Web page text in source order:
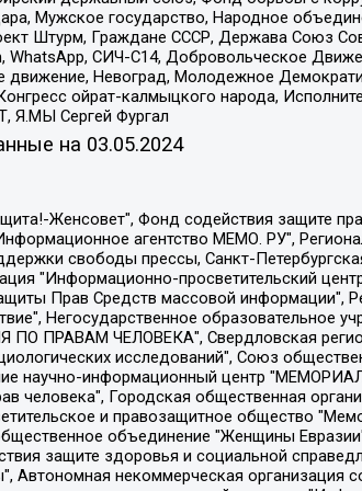
Мужское государство, Народное
Штурм, Граждане СССР, Держава Союз
СИЧ-С14, Добровольческое
движение, Невоград, Молодежное
ойрат-калмыцкого народа,
Я.МЫ Сергей Фургал
на 03.05.2024
доменного имени интернет-издания "The Insider SIA", https://theins.ru, Постернак Алексей Евгеньевич, Рубин Михаил Аркадьевич, Анин Роман Александрович, Юридическое лицо Istories fonds, зарегистрированное в Латвийской Республике (регистрационный номер 50008295751, дата регистрации 24.02.2020), Великовский Дмитрий Александрович, Долинина Ирина Николаевна, Мароховская Алеся Алексеевна, Шлейнов Роман Юрьевич, Шмагун Олеся Валентиновна, Общество с ограниченной ответственностью "Альтаир 2021", Общество с ограниченной ответственностью "Вега 2021", Общество с ограниченной ответственностью "Главный редактор 2021", Общество с ограниченной ответственностью "Ромашки монолит", Важенков Артем Валерьевич, Ивановская областная общественная организация "Центр гендерных исследований", Гурман Юрий Альбертович, Медиапроект "ОВД-Инфо", Егоров Владимир Владимирович, Жилинский Владимир Александрович, Общество с ограниченной ответственностью "ЗП", Иванова София Юрьевна, Карезина Инна Павловна, Кильтау Екатерина Викторовна, Петров Алексей Викторович, Пискунов Сергей Евгеньевич, Смирнов Сергей Сергеевич, Тихонов Михаил Сергеевич, Общество с ограниченной ответственностью "ЖУРНАЛИСТ-ИНОСТРАННЫЙ АГЕНТ", Арапова Галина Юрьевна, Вольтская Татьяна Анатольевна, Американская компания "Mason G.E.S. Anonymous Foundation" (США), являющаяся владельцем интернет-издания https://mnews.world/, Компания "Stichting Bellingcat", зарегистрированная в Нидерландах (дата регистрации 11.07.2018), Захаров Андрей Вячеславович, Клепиковская Екатерина Дмитриевна, Общество с ограниченной ответственностью "МЕМО", Перл Роман Александрович, Симонов Евгений Алексеевич, Соловьева Елена Анатольевна, Сотников Даниил Владимирович, Сурначева Елизавета Дмитриевна, Автономная некоммерческая организация по защите прав человека и информированию населения "Якутия – Наше Мнение", Общество с ограниченной ответственностью "Москоу диджитал медиа", с 26.01.2023 Общество с ограниченной ответственностью "Чайка Белые сады", Ветошкина Валерия Валерьевна, Заговора Максим Александрович, Межрегиональное общественное движение "Российская ЛГБТ - сеть", Оленичев Максим Владимирович, Павлов Иван Юрьевич, Скворцова Елена Сергеевна, Общество с ограниченной ответственностью "Как бы инагент", Кочетков Игорь Викторович, Общество с ограниченной ответственностью "Честные выборы", Еланчик Олег Александрович, Общество с ограниченной ответственностью "Нобелевский призыв", Гималова Регина Эмилевна, Григорьев Андрей Валерьевич, Григорьева Алина Александровна, Ассоциация по содействию защите прав призывников, альтернативнослужащих и военнослужащих "Правозащитная группа